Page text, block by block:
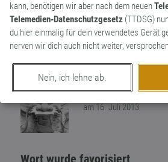
kann, benötigen wir aber nach dem neuen
Telemedien-Datenschutzgesetz (TTDSG)
du hier einmalig für dein verwendetes Gerät
nerven wir dich auch nicht weiter,
Nein, ich lehne ab.
Ehemalige Satirezeitung von
1944. „Kladderadatsch ” wurde
gern als Ausdruck für Sachen,
erschaffen von
am 16. Juli 2013